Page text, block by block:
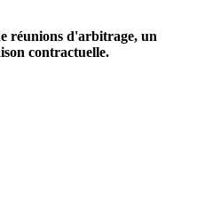
réunions d'arbitrage, un
contractuelle.